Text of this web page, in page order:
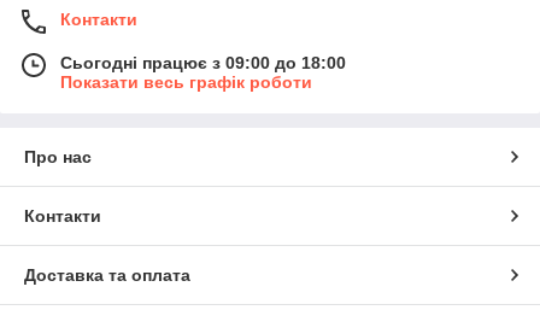
Контакти
Сьогодні працює з 09:00 до 18:00
Показати весь графік роботи
Про нас
Контакти
Доставка та оплата